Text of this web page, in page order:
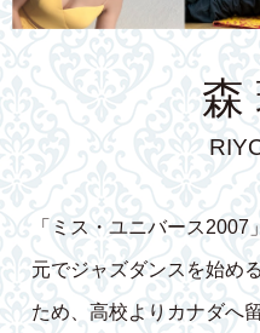
森
「ミス・ユニバース
元でジャズダンスを始め
ため、高校よりカナダへ